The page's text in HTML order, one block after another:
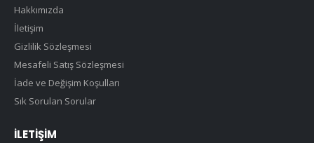
Hakkımızda
İletişim
Gizlilik Sözleşmesi
Mesafeli Satış Sözleşmesi
İade ve Değişim Koşulları
Sık Sorulan Sorular
İLETIŞIM